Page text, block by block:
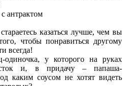
антрактом
казаться лучше, чем вы
чтобы понравиться другому
всегда!
одиночка, у которого на руках
и, в придачу – папаша-
каким соусом не хотят видеть